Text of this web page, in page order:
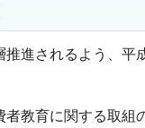
進されるよう、
教育に関する取